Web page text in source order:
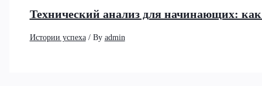
Технический анализ для начинающих:
Истории успеха/ By admin